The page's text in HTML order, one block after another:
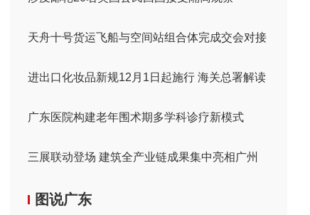
天舟十号货运飞船与空间站组合体完成交会对接
进出口化妆品新规12月1日起施行 海关总署解读
广东医院构建老年围术期多学科诊疗新模式
三展联动登场 建筑全产业链成果集中亮相广州
图说广东